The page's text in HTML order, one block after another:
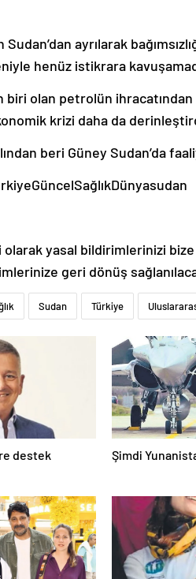
ayrılarak
henüz istikrara
biri olan petrolün ihracatından
krizi daha da
beri Güney Sudan’da
yasal bildirimlerinizi
geri dönüş
Sudan Türkiye
destek Şimdi